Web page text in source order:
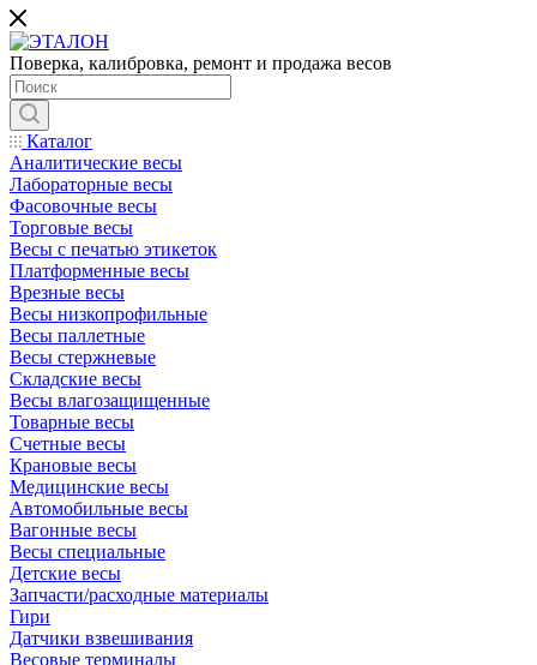
Поверка, калибровка, ремонт и продажа весов
Каталог
Аналитические весы
Лабораторные весы
Фасовочные весы
Торговые весы
Весы с печатью этикеток
Платформенные весы
Врезные весы
Весы низкопрофильные
Весы паллетные
Весы стержневые
Складские весы
Весы влагозащищенные
Товарные весы
Счетные весы
Крановые весы
Медицинские весы
Автомобильные весы
Вагонные весы
Весы специальные
Детские весы
Запчасти/расходные материалы
Гири
Датчики взвешивания
Весовые терминалы